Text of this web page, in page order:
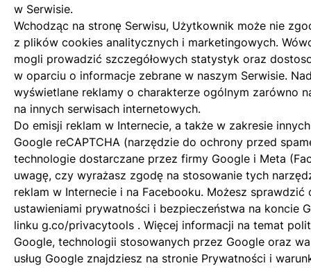
w Serwisie.
Wchodząc na stronę Serwisu, Użytkownik może nie
z plików cookies analitycznych i marketingowych.
mogli prowadzić szczegółowych statystyk oraz
w oparciu o informacje zebrane w naszym Serwisie.
wyświetlane reklamy o charakterze ogólnym zarówno
na innych serwisach internetowych.
Do emisji reklam w Internecie, a także w zakresie
Google reCAPTCHA (narzędzie do ochrony przed
technologie dostarczane przez firmy Google i Meta
uwagę, czy wyrażasz zgodę na stosowanie tych
reklam w Internecie i na Facebooku. Możesz
ustawieniami prywatności i bezpieczeństwa na koncie
linku g.co/privacytools . Więcej informacji na temat
Google, technologii stosowanych przez Google oraz
usług Google znajdziesz na stronie Prywatności i